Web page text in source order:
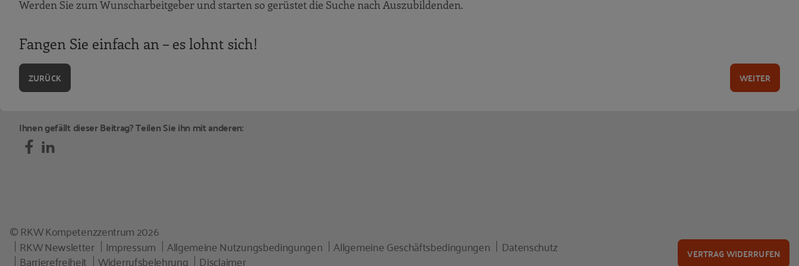
Praxisbeispiel
Nicht vergessen
Das Azubimarketing-Haus
Die Azubiwebsite: kein Hexenwerk
Praxisbeispiel: Bau-Fritz
Müssen soziale Medien sein?
Praxisbeispiel: KÖGEL BAU GmbH & Co. KG
Werden Sie zum Wunscharbeitgeber und starten so gerüstet die Suche nach Auszubildenden.
Fangen Sie einfach an – es lohnt sich!
ZURÜCK WEITER
Ihnen gefällt dieser Beitrag? Teilen Sie ihn mit anderen:
© RKW Kompetenzzentrum 2026
RKW Newsletter
Impressum Allgemeine Nutzungsbedingungen Allgemeine Geschäftsbedingungen Datenschutz
Barrierefreiheit Widerrufsbelehrung Disclaimer VERTRAG WIDERRUFEN